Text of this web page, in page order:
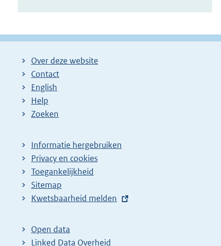
Over deze website
Contact
English
Help
Zoeken
Informatie hergebruiken
Privacy en cookies
Toegankelijkheid
Sitemap
E
t
e
Kwetsbaarheid melden
Open data
Linked Data Overheid